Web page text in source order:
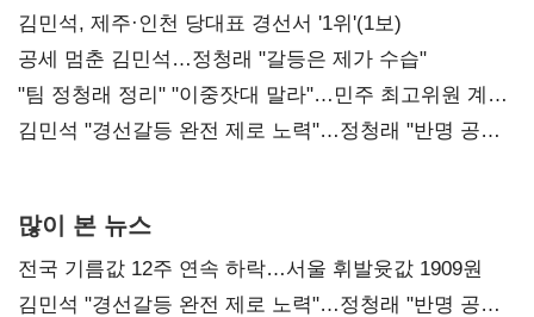
0.86%p(2보)
김민석, 제주·인천 당대표 경선서 '1위'(1보)
공세 멈춘 김민석…정청래 "갈등은 제가 수습"
"팀 정청래 정리" "이중잣대 말라"…민주 최고위원 계파
다툼 격화
김민석 "경선갈등 완전 제로 노력"…정청래 "반명 공세
많이 본 뉴스
전국 기름값 12주 연속 하락…서울 휘발윳값 1909원
김민석 "경선갈등 완전 제로 노력"…정청래 "반명 공세